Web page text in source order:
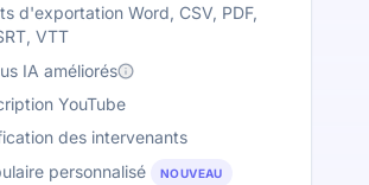
d'exportation Word, CSV, PDF,
VTT
IA améliorés
YouTube
des intervenants
personnalisé
NOUVEAU